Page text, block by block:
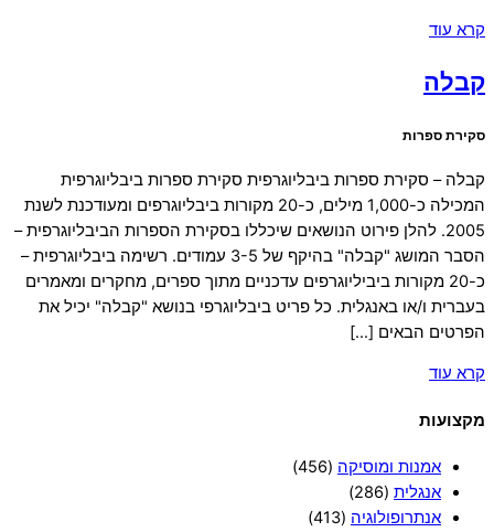
קרא עוד
קבלה
סקירת ספרות
קבלה – סקירת ספרות ביבליוגרפית סקירת ספרות ביבליוגרפית
המכילה כ-1,000 מילים, כ-20 מקורות ביבליוגרפים ומעודכנת לשנת
2005. להלן פירוט הנושאים שיכללו בסקירת הספרות הביבליוגרפית –
הסבר המושג "קבלה" בהיקף של 3-5 עמודים. רשימה ביבליוגרפית –
כ-20 מקורות ביביליוגרפים עדכניים מתוך ספרים, מחקרים ומאמרים
בעברית ו/או באנגלית. כל פריט ביבליוגרפי בנושא "קבלה" יכיל את
הפרטים הבאים […]
קרא עוד
מקצועות
אמנות ומוסיקה (456)
אנגלית (286)
אנתרופולוגיה (413)